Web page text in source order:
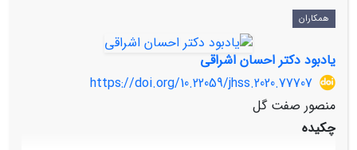
همکاران
یادبود دکتر احسان اشراقی
https://doi.org/10.22059/jhss.2020.77707
منصور صفت گل
چکیده